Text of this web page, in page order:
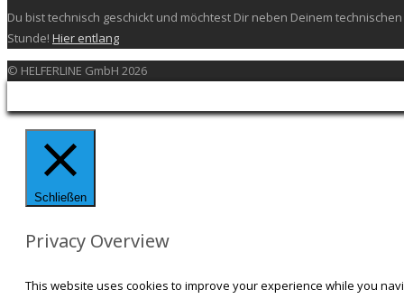
Du bist technisch geschickt und möchtest Dir neben Deinem
Stunde! Hier entlang
© HELFERLINE GmbH 2026
Schließen
Privacy Overview
This website uses cookies to improve your experience while you